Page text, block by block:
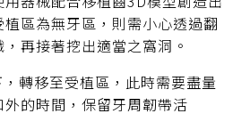
區為無牙區，則需小心透過翻
再接著挖出適當之窩洞。
轉移至受植區，此時需要盡量
的時間，保留牙周韌帶活